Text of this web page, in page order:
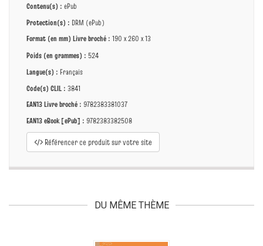
Contenu(s) : ePub
Protection(s) : DRM (ePub)
Format (en mm) Livre broché : 190 x 260 x 13
Poids (en grammes) : 524
Langue(s) : Français
Code(s) CLIL : 3841
EAN13 Livre broché : 9782383381037
EAN13 eBook [ePub] : 9782383382508
Référencer ce produit sur votre site
DU MÊME THÈME